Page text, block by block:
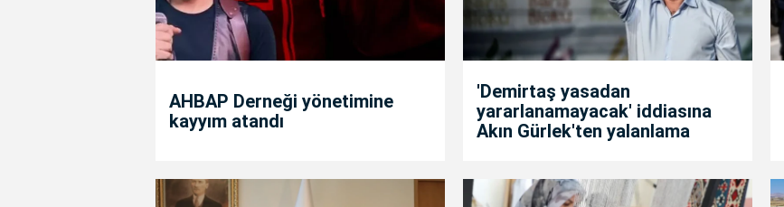
AHBAP Derneği yönetimine
kayyım atandı
'Demirtaş yasadan
yararlanamayacak' iddiasına
Akın Gürlek'ten yalanlama